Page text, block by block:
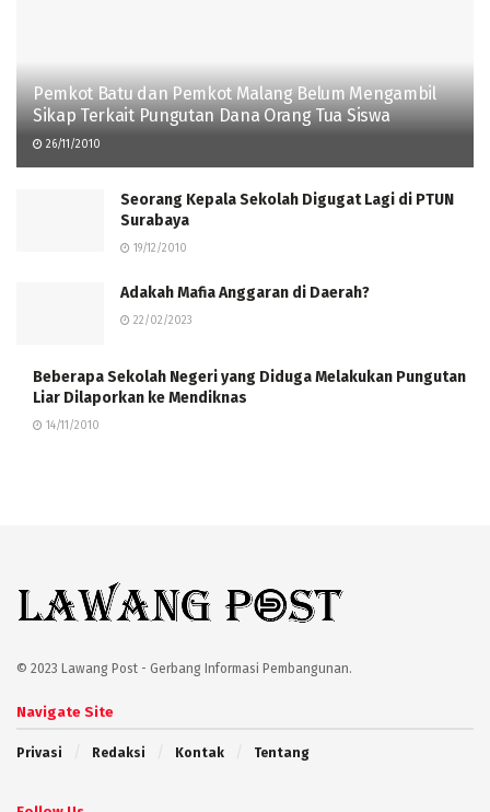
Pemkot Batu dan Pemkot Malang Belum Mengambil
Sikap Terkait Pungutan Dana Orang Tua Siswa
26/11/2010
Seorang Kepala Sekolah Digugat Lagi di PTUN
Surabaya
19/12/2010
Adakah Mafia Anggaran di Daerah?
22/02/2023
Beberapa Sekolah Negeri yang Diduga Melakukan Pungutan
Liar Dilaporkan ke Mendiknas
14/11/2010
© 2023 Lawang Post - Gerbang Informasi Pembangunan.
Navigate Site
Privasi Redaksi Kontak Tentang